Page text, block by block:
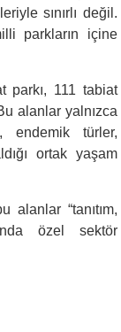
sınırlı değil.
parkların içine
parkı, 111 tabiat
alanlar yalnızca
endemik türler,
ortak yaşam
alanlar “tanıtım,
özel sektör